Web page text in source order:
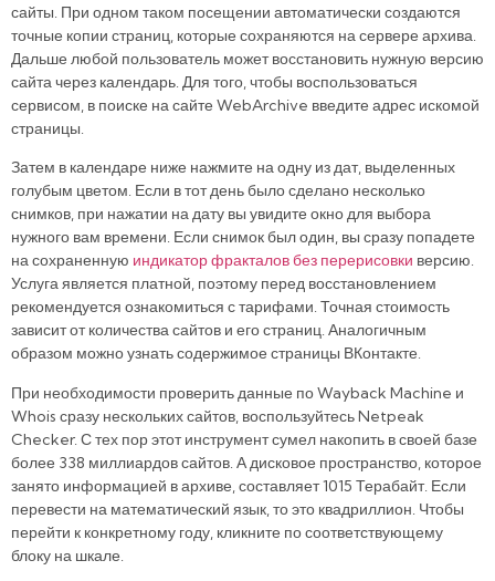
сайты. При одном таком посещении автоматически создаются
точные копии страниц, которые сохраняются на сервере архива.
Дальше любой пользователь может восстановить нужную версию
сайта через календарь. Для того, чтобы воспользоваться
сервисом, в поиске на сайте WebArchive введите адрес искомой
страницы.
Затем в календаре ниже нажмите на одну из дат, выделенных
голубым цветом. Если в тот день было сделано несколько
снимков, при нажатии на дату вы увидите окно для выбора
нужного вам времени. Если снимок был один, вы сразу попадете
на сохраненную индикатор фракталов без перерисовки версию.
Услуга является платной, поэтому перед восстановлением
рекомендуется ознакомиться с тарифами. Точная стоимость
зависит от количества сайтов и его страниц. Аналогичным
образом можно узнать содержимое страницы ВКонтакте.
При необходимости проверить данные по Wayback Machine и
Whois сразу нескольких сайтов, воспользуйтесь Netpeak
Checker. С тех пор этот инструмент сумел накопить в своей базе
более 338 миллиардов сайтов. А дисковое пространство, которое
занято информацией в архиве, составляет 1015 Терабайт. Если
перевести на математический язык, то это квадриллион. Чтобы
перейти к конкретному году, кликните по соответствующему
блоку на шкале.